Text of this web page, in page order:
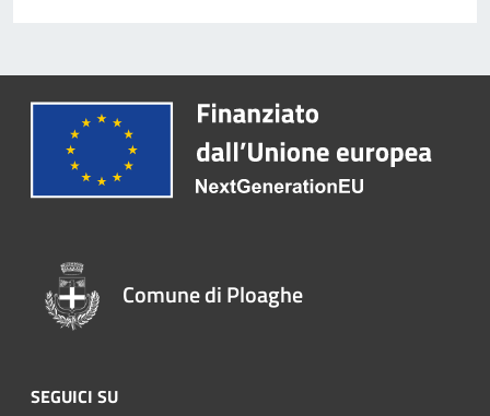
Comune di Ploaghe
SEGUICI SU